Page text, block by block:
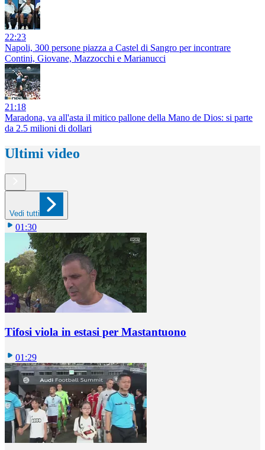
22:23
Napoli, 300 persone piazza a Castel di Sangro per incontrare
Contini, Giovane, Mazzocchi e Marianucci
21:18
Maradona, va all'asta il mitico pallone della Mano de Dios: si parte
da 2.5 milioni di dollari
Ultimi video
Vedi tutti
01:30
Tifosi viola in estasi per Mastantuono
01:29